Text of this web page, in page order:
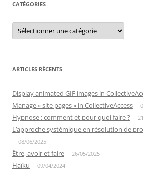
CATÉGORIES
Catégories
ARTICLES RÉCENTS
Display animated GIF images in
Manage « site pages » in CollectiveAccess
Hypnose : comment et pour quoi faire ?
L’approche systémique en résolution de
08/06/2025
Être, avoir et faire 26/05/2025
Haïku 09/04/2024